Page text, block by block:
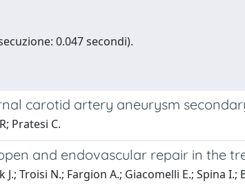
0.047 secondi).
carotid artery aneurysm
Pratesi C.
and endovascular repair in the
Troisi N.; Fargion A.; Giacomelli E.; Spina I.;